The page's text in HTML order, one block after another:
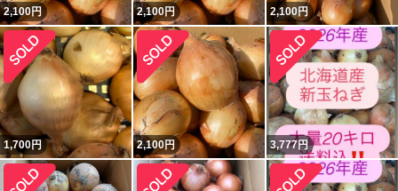
2,100円 2,100円 2,100円
1,700円 2,100円 3,777円